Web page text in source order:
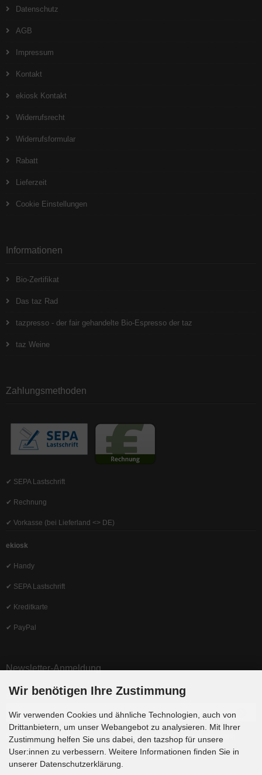
Datenschutz
AGB
Impressum
Kontakt
ekiosk Kontakt
Widerrufsrecht
Widerrufsformular
Rabatt
Lieferzeit
Cookie Einstellungen
Informationen
Bio-Zertifikat
Das taz Rad
tazpresso - der fair gehandelte Bio-Espresso der taz
taz Weine
Zahlungsmethoden
✔ SEPA Lastschrift
✔ Rechnung
✔ Vorkasse (bei Lieferland <> DE)
ekiosk
✔ Handy
✔ SEPA Lastschrift
✔ Kreditkarte
✔ PayPal
Newsletter-Anmeldung
E-Mail-Adresse:
Der Newsletter kann jederzeit hier oder in Ihrem Kundenkonto abbestellt
werden.
Wir benötigen Ihre Zustimmung
Wir verwenden Cookies und ähnliche Technologien, auch von
Drittanbietern, um unser Webangebot zu analysieren. Mit Ihrer
Zustimmung helfen Sie uns dabei, den tazshop für unsere
User:innen zu verbessern. Weitere Informationen finden Sie in
unserer Datenschutzerklärung.